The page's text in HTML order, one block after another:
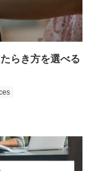
らき方を選べる